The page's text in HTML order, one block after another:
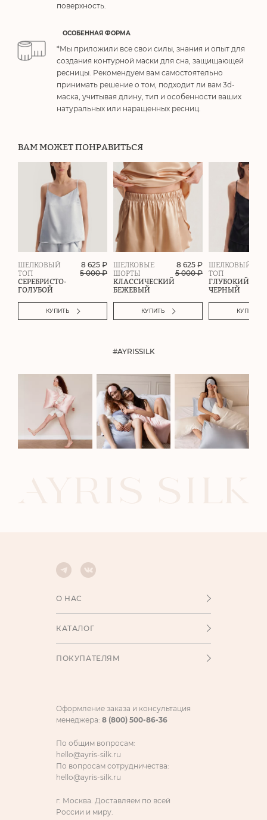
поверхность.
ОСОБЕННАЯ ФОРМА
*Мы приложили все свои силы, знания и опыт для
создания контурной маски для сна, защищающей
ресницы. Рекомендуем вам самостоятельно
принимать решение о том, подходит ли вам 3d-
маска, учитывая длину, тип и особенности ваших
натуральных или наращенных ресниц.
ВАМ МОЖЕТ ПОНРАВИТЬСЯ
ШЕЛКОВЫЙ
ТОП
СЕРЕБРИСТО-
ГОЛУБОЙ
8 625 ₽
5 000₽
КУПИТЬ
ШЕЛКОВЫЕ
ШОРТЫ
КЛАССИЧЕСКИЙ
БЕЖЕВЫЙ
8 625 ₽
5 000₽
КУПИТЬ
ШЕЛКОВЫЙ
ТОП
ГЛУБОКИЙ
ЧЕРНЫЙ
КУПИТЬ
#AYRISSILK
О НАС
КАТАЛОГ
ПОКУПАТЕЛЯМ
Оформление заказа и консультация
менеджера: 8 (800) 500-86-36
По общим вопросам:
hello@ayris-silk.ru
По вопросам сотрудничества:
hello@ayris-silk.ru
г. Москва. Доставляем по всей
России и миру.